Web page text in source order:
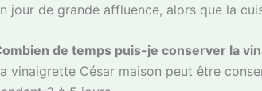
jour de grande affluence, alors que la
de temps puis-je conserver la
vinaigrette César maison peut être